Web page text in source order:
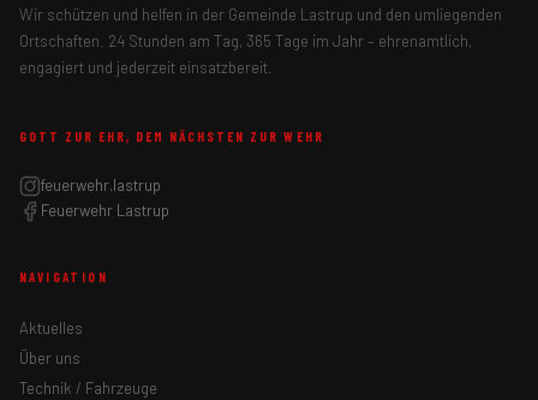
Wir schützen und helfen in der Gemeinde Lastrup und den umliegenden
Ortschaften. 24 Stunden am Tag, 365 Tage im Jahr – ehrenamtlich,
engagiert und jederzeit einsatzbereit.
GOTT ZUR EHR, DEM NÄCHSTEN ZUR WEHR
feuerwehr.lastrup
Feuerwehr Lastrup
NAVIGATION
Aktuelles
Über uns
Technik / Fahrzeuge